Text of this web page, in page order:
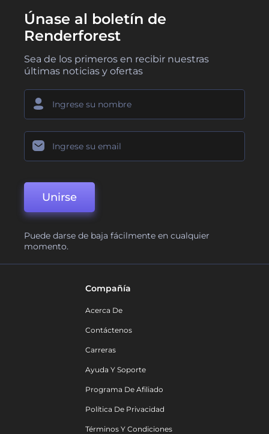
Únase al boletín de
Renderforest
Sea de los primeros en recibir nuestras
últimas noticias y ofertas
Unirse
Puede darse de baja fácilmente en cualquier
momento.
Compañía
Acerca De
Contáctenos
Carreras
Ayuda Y Soporte
Programa De Afiliado
Política De Privacidad
Términos Y Condiciones